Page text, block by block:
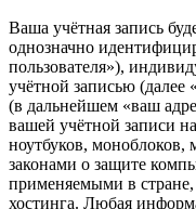
Ваша учётная запись
однозначно
пользователя»),
учётной записью (далее
(в дальнейшем «ваш
вашей учётной записи
ноутбуков, моноблоков,
законами о защите
применяемыми в
хостинга. Любая